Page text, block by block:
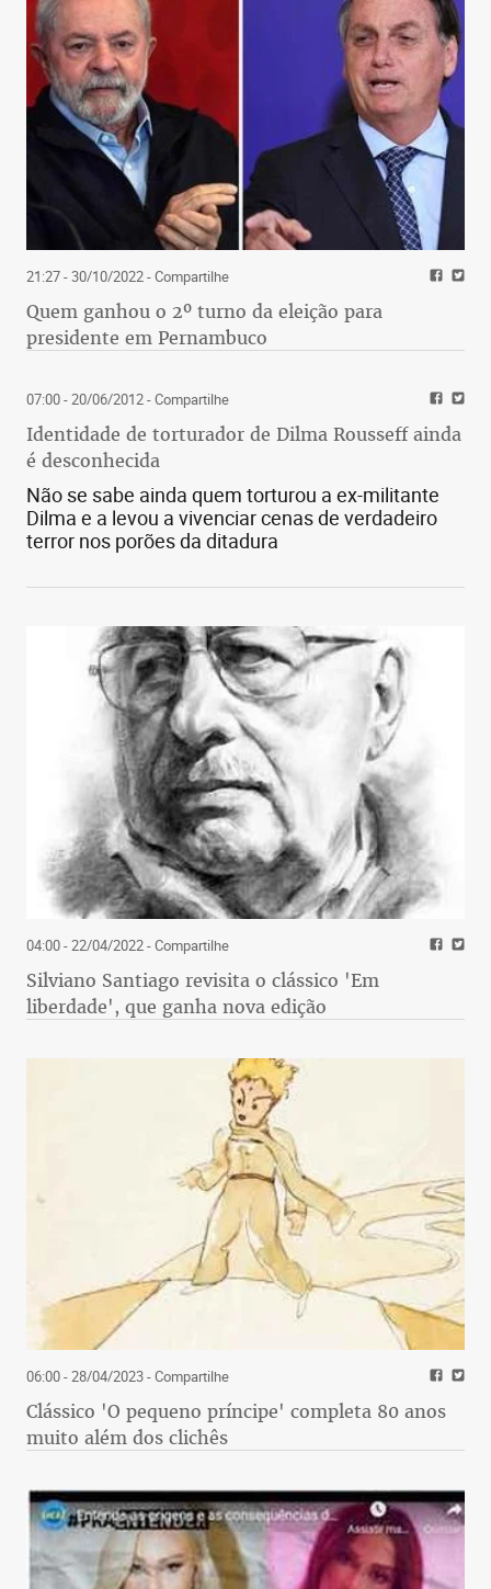
21:27 - 30/10/2022- Compartilhe
Quem ganhou o 2º turno da eleição para
presidente em Pernambuco
07:00 - 20/06/2012- Compartilhe
Identidade de torturador de Dilma Rousseff ainda
é desconhecida
Não se sabe ainda quem torturou a ex-militante
Dilma e a levou a vivenciar cenas de verdadeiro
terror nos porões da ditadura
04:00 - 22/04/2022- Compartilhe
Silviano Santiago revisita o clássico 'Em
liberdade', que ganha nova edição
06:00 - 28/04/2023- Compartilhe
Clássico 'O pequeno príncipe' completa 80 anos
muito além dos clichês